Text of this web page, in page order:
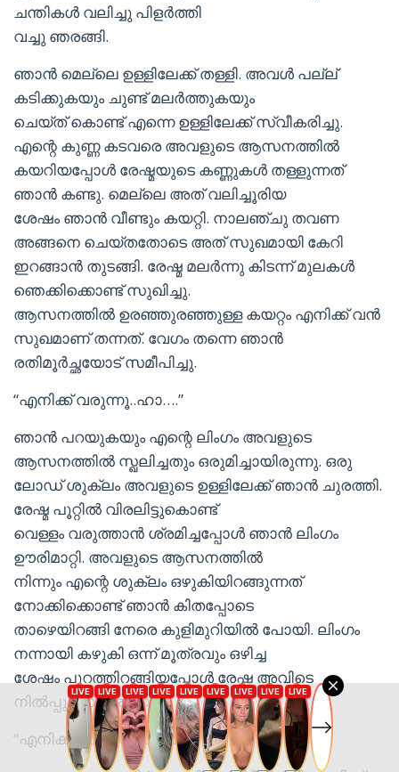
ചന്തികള്‍ വലിച്ചു പിളര്‍ത്തി
വച്ചു ഞരങ്ങി.
ഞാന്‍ മെല്ലെ ഉള്ളിലേക്ക് തള്ളി. അവള്‍ പല്ല്
കടിക്കുകയും ചുണ്ട് മലര്‍ത്തുകയും
ചെയ്ത് കൊണ്ട് എന്നെ ഉള്ളിലേക്ക് സ്വീകരിച്ചു.
എന്റെ കുണ്ണ കടവരെ അവളുടെ ആസനത്തില്‍
കയറിയപ്പോള്‍ രേഷ്മയുടെ കണ്ണുകള്‍ തള്ളുന്നത്
ഞാന്‍ കണ്ടു. മെല്ലെ അത് വലിച്ചൂരിയ
ശേഷം ഞാന്‍ വീണ്ടും കയറ്റി. നാലഞ്ചു തവണ
അങ്ങനെ ചെയ്തതോടെ അത് സുഖമായി കേറി
ഇറങ്ങാന്‍ തുടങ്ങി. രേഷ്മ മലര്‍ന്നു കിടന്ന് മുലകള്‍
ഞെക്കിക്കൊണ്ട് സുഖിച്ചു.
ആസനത്തില്‍ ഉരഞ്ഞുരഞ്ഞുള്ള കയറ്റം എനിക്ക് വന്‍
സുഖമാണ് തന്നത്. വേഗം തന്നെ ഞാന്‍
രതിമൂര്‍ച്ഛയോട് സമീപിച്ചു.
“എനിക്ക് വരുന്നൂ..ഹാ….”
ഞാന്‍ പറയുകയും എന്റെ ലിംഗം അവളുടെ
ആസനത്തില്‍ സ്ഖലിച്ചതും ഒരുമിച്ചായിരുന്നു. ഒരു
ലോഡ് ശുക്ലം അവളുടെ ഉള്ളിലേക്ക് ഞാന്‍ ചുരത്തി.
രേഷ്മ പൂറ്റില്‍ വിരലിട്ടുകൊണ്ട്
വെള്ളം വരുത്താന്‍ ശ്രമിച്ചപ്പോള്‍ ഞാന്‍ ലിംഗം
ഊരിമാറ്റി. അവളുടെ ആസനത്തില്‍
നിന്നും എന്റെ ശുക്ലം ഒഴുകിയിറങ്ങുന്നത്
നോക്കിക്കൊണ്ട് ഞാന്‍ കിതപ്പോടെ
താഴെയിറങ്ങി നേരെ കുളിമുറിയില്‍ പോയി. ലിംഗം
നന്നായി കഴുകി ഒന്ന് മൂത്രവും ഒഴിച്ച
ശേഷം പുറത്തിറങ്ങിയപ്പോള്‍ രേഷ്മ അവിടെ
നില്‍പ്പുണ്ടായിരുന്നു.
“എനിക്ക് പോയില്ല..ഹ്മ്മം”